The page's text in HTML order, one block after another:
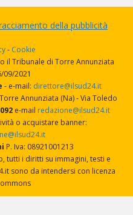
della pubblicità
- Cookie
il Tribunale di Torre Annunziata
09/2021
- e-mail: direttore@ilsud24.it
Annunziata (Na) - Via Toledo
e-mail redazione@ilsud24.it
o acquistare banner:
P. Iva: 08921001213
tutti i diritti su immagini, testi e
sono da intendersi con licenza